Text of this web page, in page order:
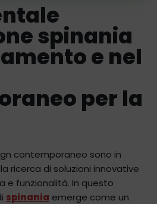
spinania
e nel
per la
contemporaneo sono in
ricerca di soluzioni innovative
e funzionalità. In questo
spinania emerge come un